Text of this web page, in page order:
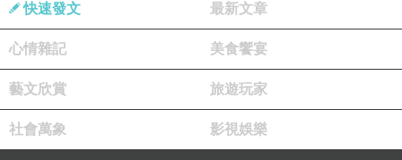
快速發文 最新文章
心情雜記 美食饗宴
藝文欣賞 旅遊玩家
社會萬象 影視娛樂